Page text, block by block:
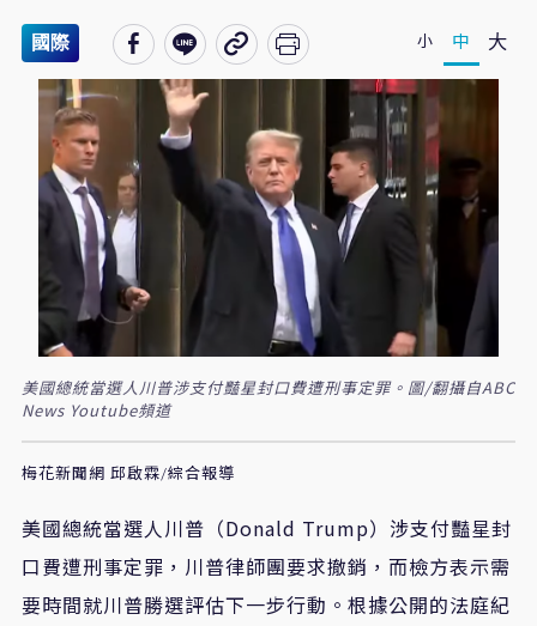
國際 小 中 大
美國總統當選人川普涉支付豔星封口費遭刑事定罪。圖/翻攝自ABC
News Youtube頻道
梅花新聞網 邱啟霖/綜合報導
美國總統當選人川普（Donald Trump）涉支付豔星封
口費遭刑事定罪，川普律師團要求撤銷，而檢方表示需
要時間就川普勝選評估下一步行動。根據公開的法庭紀